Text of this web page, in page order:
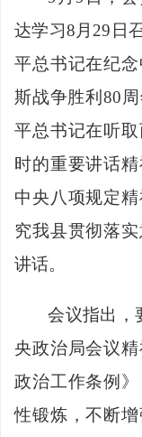
达学习8月29日
平总书记在纪
斯战争胜利80
平总书记在听
时的重要讲话
中央八项规定
究我县贯彻落
讲话。
会议指出，
央政治局会议
政治工作条例
性锻炼，不断